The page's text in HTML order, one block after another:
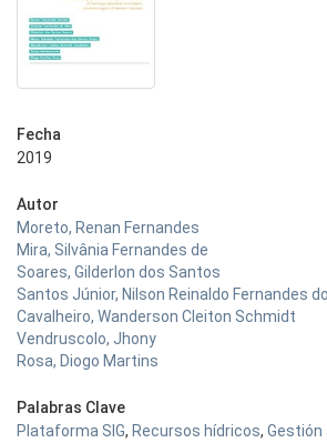
Fecha
2019
Autor
Moreto, Renan Fernandes
Mira, Silvânia Fernandes de
Soares, Gilderlon dos Santos
Santos Júnior, Nilson Reinaldo Fernandes
Cavalheiro, Wanderson Cleiton Schmidt
Vendruscolo, Jhony
Rosa, Diogo Martins
Palabras Clave
Plataforma SIG, Recursos hídricos, Gestión